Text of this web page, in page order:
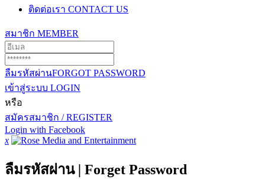
ติดต่อเรา CONTACT US
สมาชิก MEMBER
ลืมรหัสผ่านFORGOT PASSWORD
เข้าสู่ระบบ LOGIN
หรือ
สมัครสมาชิก / REGISTER
Login with Facebook
x
ลืมรหัสผ่าน | Forget Password